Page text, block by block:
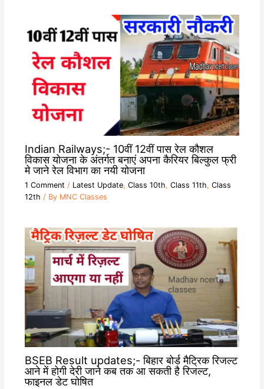
Indian Railways;- 10वीं 12वीं पास रेल कौशल
विकास योजना के अंतर्गत बनाएं अपना कैरियर बिल्कुल फ्री
मे जाने रेल विभाग का नयी योजना
1 Comment / Latest Update, Class 10th, Class 11th, Class
12th / By MNC Classes
BSEB Result updates;- बिहार बोर्ड मैट्रिक रिजल्ट
आने में होगी देरी जाने कब तक आ सकती है रिजल्ट,
फाइनल डेट घोषित